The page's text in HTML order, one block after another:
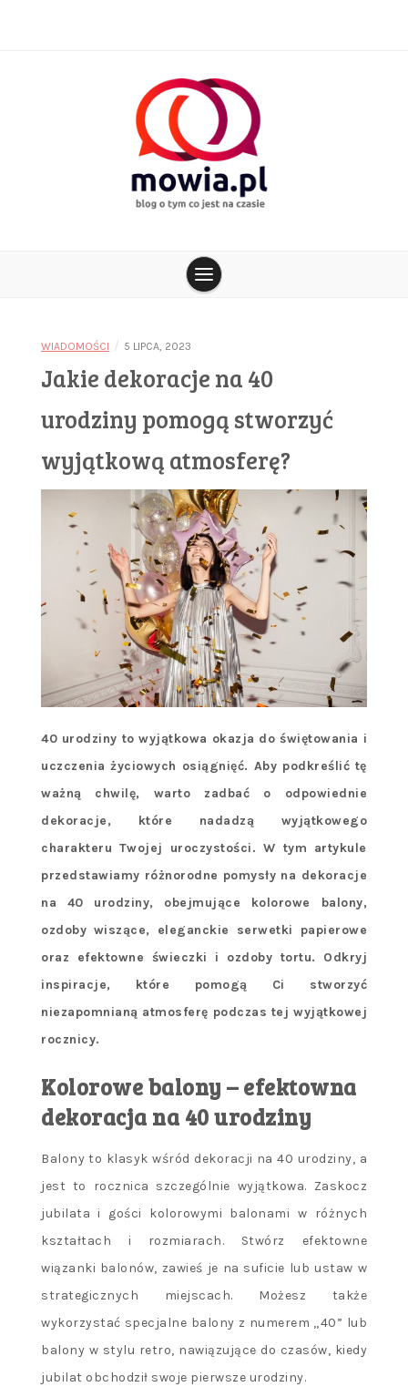
mowia.pl
WIADOMOŚCI / 5 LIPCA, 2023
Jakie dekoracje na 40
urodziny pomogą stworzyć
wyjątkową atmosferę?
40 urodziny to wyjątkowa okazja do świętowania i
uczczenia życiowych osiągnięć. Aby podkreślić tę
ważną chwilę, warto zadbać o odpowiednie
dekoracje, które nadadzą wyjątkowego
charakteru Twojej uroczystości. W tym artykule
przedstawiamy różnorodne pomysły na dekoracje
na 40 urodziny, obejmujące kolorowe balony,
ozdoby wiszące, eleganckie serwetki papierowe
oraz efektowne świeczki i ozdoby tortu. Odkryj
inspiracje, które pomogą Ci stworzyć
niezapomnianą atmosferę podczas tej wyjątkowej
rocznicy.
Kolorowe balony – efektowna
dekoracja na 40 urodziny
Balony to klasyk wśród dekoracji na 40 urodziny, a
jest to rocznica szczególnie wyjątkowa. Zaskocz
jubilata i gości kolorowymi balonami w różnych
kształtach i rozmiarach. Stwórz efektowne
wiązanki balonów, zawieś je na suficie lub ustaw w
strategicznych miejscach. Możesz także
wykorzystać specjalne balony z numerem „40” lub
balony w stylu retro, nawiązujące do czasów, kiedy
jubilat obchodził swoje pierwsze urodziny.